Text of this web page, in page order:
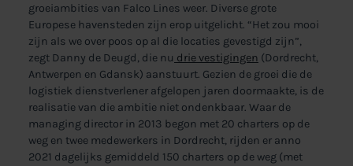
groeiambities van Falco Lines weer. Diverse grote
Europese havensteden zijn erop uitgelicht. “Het zou mooi
zijn als we over poos op al die locaties gevestigd zijn”,
zegt Danny de Deugd, die nu drie vestigingen (Dordrecht,
Antwerpen en Gdansk) aanstuurt. Gezien de groei die de
logistiek dienstverlener afgelopen jaren doormaakte, is de
realisatie van die ambitie niet ondenkbaar. Waar de
managing director in 2013 begon met 20 charters op de
weg en twee medewerkers in Dordrecht, rijden er anno
2021 dagelijks gemiddeld 150 charters op de weg (met